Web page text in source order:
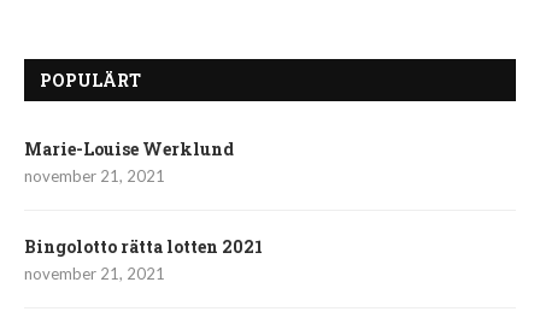
POPULÄRT
Marie-Louise Werklund
november 21, 2021
Bingolotto rätta lotten 2021
november 21, 2021